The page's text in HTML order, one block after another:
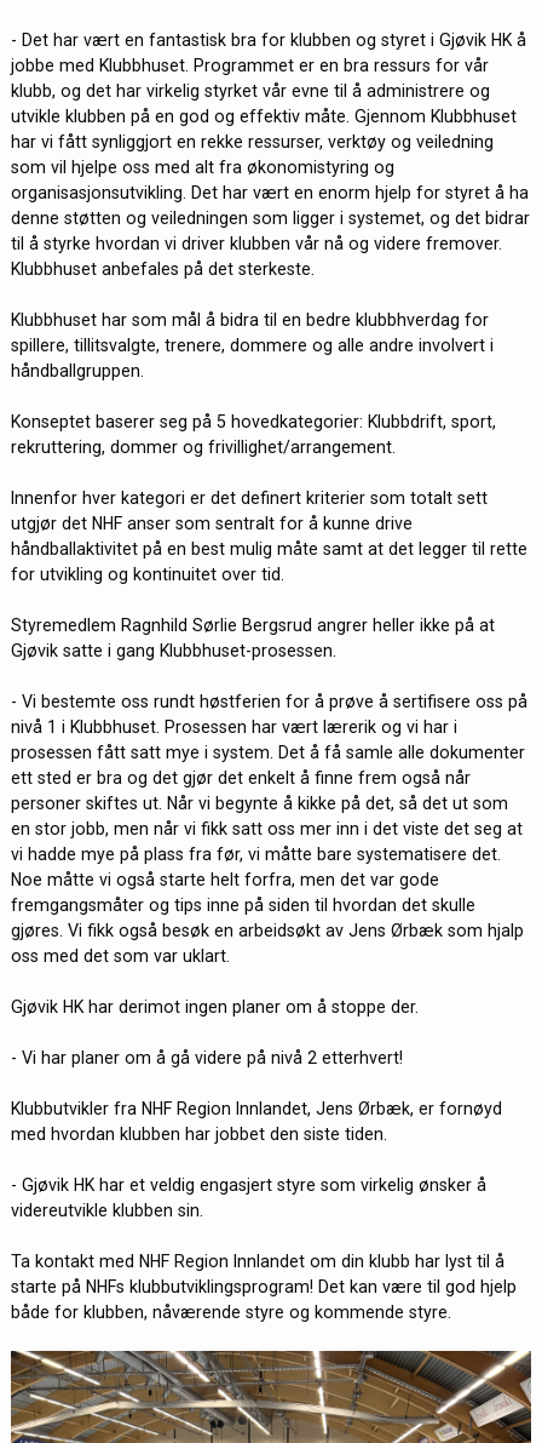
- Det har vært en fantastisk bra for klubben og styret i Gjøvik HK å
jobbe med Klubbhuset. Programmet er en bra ressurs for vår
klubb, og det har virkelig styrket vår evne til å administrere og
utvikle klubben på en god og effektiv måte. Gjennom Klubbhuset
har vi fått synliggjort en rekke ressurser, verktøy og veiledning
som vil hjelpe oss med alt fra økonomistyring og
organisasjonsutvikling. Det har vært en enorm hjelp for styret å ha
denne støtten og veiledningen som ligger i systemet, og det bidrar
til å styrke hvordan vi driver klubben vår nå og videre fremover.
Klubbhuset anbefales på det sterkeste.
Klubbhuset har som mål å bidra til en bedre klubbhverdag for
spillere, tillitsvalgte, trenere, dommere og alle andre involvert i
håndballgruppen.
Konseptet baserer seg på 5 hovedkategorier: Klubbdrift, sport,
rekruttering, dommer og frivillighet/arrangement.
Innenfor hver kategori er det definert kriterier som totalt sett
utgjør det NHF anser som sentralt for å kunne drive
håndballaktivitet på en best mulig måte samt at det legger til rette
for utvikling og kontinuitet over tid.
Styremedlem Ragnhild Sørlie Bergsrud angrer heller ikke på at
Gjøvik satte i gang Klubbhuset-prosessen.
- Vi bestemte oss rundt høstferien for å prøve å sertifisere oss på
nivå 1 i Klubbhuset. Prosessen har vært lærerik og vi har i
prosessen fått satt mye i system. Det å få samle alle dokumenter
ett sted er bra og det gjør det enkelt å finne frem også når
personer skiftes ut. Når vi begynte å kikke på det, så det ut som
en stor jobb, men når vi fikk satt oss mer inn i det viste det seg at
vi hadde mye på plass fra før, vi måtte bare systematisere det.
Noe måtte vi også starte helt forfra, men det var gode
fremgangsmåter og tips inne på siden til hvordan det skulle
gjøres. Vi fikk også besøk en arbeidsøkt av Jens Ørbæk som hjalp
oss med det som var uklart.
Gjøvik HK har derimot ingen planer om å stoppe der.
- Vi har planer om å gå videre på nivå 2 etterhvert!
Klubbutvikler fra NHF Region Innlandet, Jens Ørbæk, er fornøyd
med hvordan klubben har jobbet den siste tiden.
- Gjøvik HK har et veldig engasjert styre som virkelig ønsker å
videreutvikle klubben sin.
Ta kontakt med NHF Region Innlandet om din klubb har lyst til å
starte på NHFs klubbutviklingsprogram! Det kan være til god hjelp
både for klubben, nåværende styre og kommende styre.